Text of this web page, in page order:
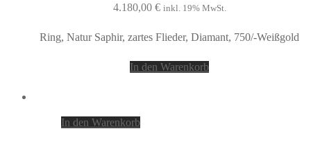
4.180,00 € inkl. 19% MwSt.
Ring, Natur Saphir, zartes Flieder, Diamant, 750/-Weißgold
In den Warenkorb
In den Warenkorb